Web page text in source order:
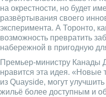
на окрестности, но будет
развёртывания своего
эксперимента. А Торонто,
возможность превратить
набережной в пригодную
Премьер-министру Канады
нравится эта идея. «Новые
из Quayside, могут
жильё более доступным и